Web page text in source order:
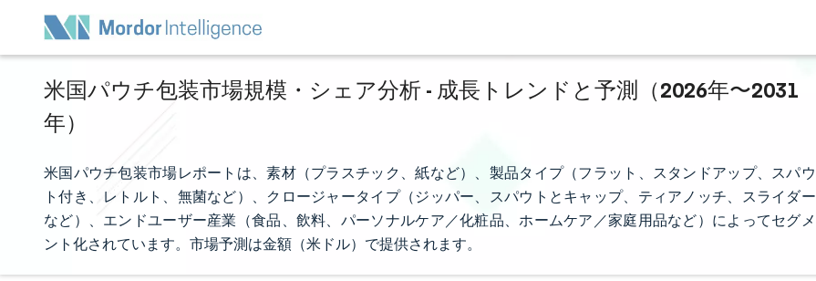
米国パウチ包装市場規模・シェア分析 - 成長トレンドと予測（2026年〜2031
年）
米国パウチ包装市場レポートは、素材（プラスチック、紙など）、製品タイプ（フラット、スタンドアップ、スパウ
ト付き、レトルト、無菌など）、クロージャータイプ（ジッパー、スパウトとキャップ、ティアノッチ、スライダー
など）、エンドユーザー産業（食品、飲料、パーソナルケア／化粧品、ホームケア／家庭用品など）によってセグメ
ント化されています。市場予測は金額（米ドル）で提供されます。